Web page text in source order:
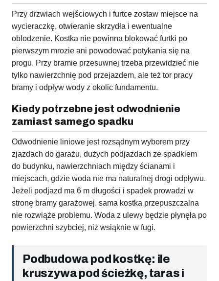
Przy drzwiach wejściowych i furtce zostaw miejsce na
wycieraczkę, otwieranie skrzydła i ewentualne
oblodzenie. Kostka nie powinna blokować furtki po
pierwszym mrozie ani powodować potykania się na
progu. Przy bramie przesuwnej trzeba przewidzieć nie
tylko nawierzchnię pod przejazdem, ale też tor pracy
bramy i odpływ wody z okolic fundamentu.
Kiedy potrzebne jest odwodnienie
zamiast samego spadku
Odwodnienie liniowe jest rozsądnym wyborem przy
zjazdach do garażu, dużych podjazdach ze spadkiem
do budynku, nawierzchniach między ścianami i
miejscach, gdzie woda nie ma naturalnej drogi odpływu.
Jeżeli podjazd ma 6 m długości i spadek prowadzi w
stronę bramy garażowej, sama kostka przepuszczalna
nie rozwiąże problemu. Woda z ulewy będzie płynęła po
powierzchni szybciej, niż wsiąknie w fugi.
Podbudowa pod kostkę: ile
kruszywa pod ścieżkę, taras i